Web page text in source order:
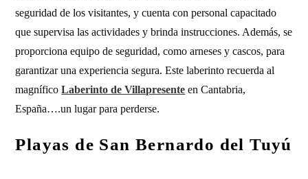
seguridad de los visitantes, y cuenta con personal capacitado
que supervisa las actividades y brinda instrucciones. Además, se
proporciona equipo de seguridad, como arneses y cascos, para
garantizar una experiencia segura. Este laberinto recuerda al
magníficoLaberinto de Villapresente en Cantabria,
España….un lugar para perderse.
Playas de San Bernardo del Tuyú